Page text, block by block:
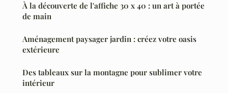
À la découverte de l'affiche 30 x 40 : un art à portée
de main
Aménagement paysager jardin : créez votre oasis
extérieure
Des tableaux sur la montagne pour sublimer votre
intérieur